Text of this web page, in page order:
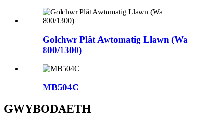
Golchwr Plât Awtomatig Llawn (Wa
800/1300)
MB504C
GWYBODAETH